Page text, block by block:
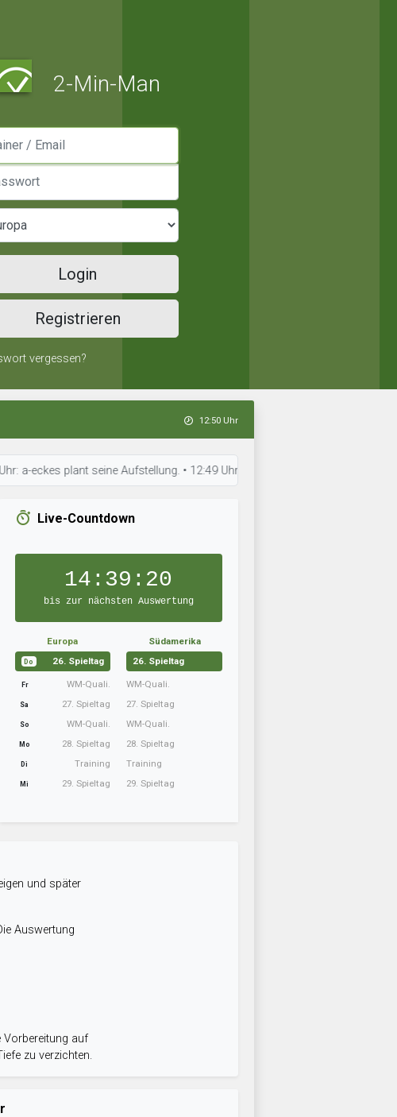
2-Min-Man
Login
Registrieren
vergessen?
12:50 Uhr
plant seine Aufstellung. • 12:49 Uhr: FC Semoy hat neue Taktiken
Live-Countdown
14:39:19
bis zur nächsten Auswertung
Europa
Do 26. Spieltag
Fr WM-Quali.
Sa 27. Spieltag
So WM-Quali.
Mo 28. Spieltag
Di Training
Mi 29. Spieltag
Südamerika
26. Spieltag
WM-Quali.
27. Spieltag
WM-Quali.
28. Spieltag
Training
29. Spieltag
und später
Auswertung
Vorbereitung auf
zu verzichten.